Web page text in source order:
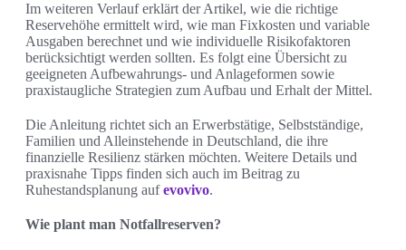
Im weiteren Verlauf erklärt der Artikel, wie die richtige
Reservehöhe ermittelt wird, wie man Fixkosten und variable
Ausgaben berechnet und wie individuelle Risikofaktoren
berücksichtigt werden sollten. Es folgt eine Übersicht zu
geeigneten Aufbewahrungs- und Anlageformen sowie
praxistaugliche Strategien zum Aufbau und Erhalt der Mittel.
Die Anleitung richtet sich an Erwerbstätige, Selbstständige,
Familien und Alleinstehende in Deutschland, die ihre
finanzielle Resilienz stärken möchten. Weitere Details und
praxisnahe Tipps finden sich auch im Beitrag zu
Ruhestandsplanung aufevovivo.
Wie plant man Notfallreserven?